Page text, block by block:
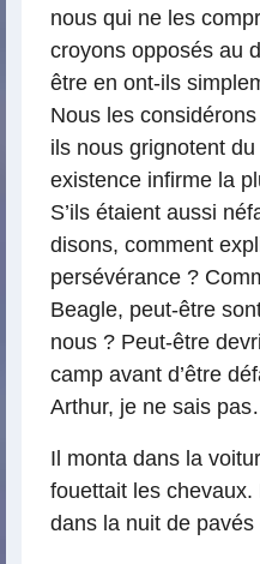
nous qui ne les
croyons opposés au
être en ont-ils
Nous les
ils nous grignotent
existence infirme la
S’ils étaient aussi
disons, comment
persévérance ?
Beagle, peut-être
nous ? Peut-être
camp avant d’être
Arthur, je ne sais
Il monta dans la
fouettait les chevaux.
dans la nuit de pavés